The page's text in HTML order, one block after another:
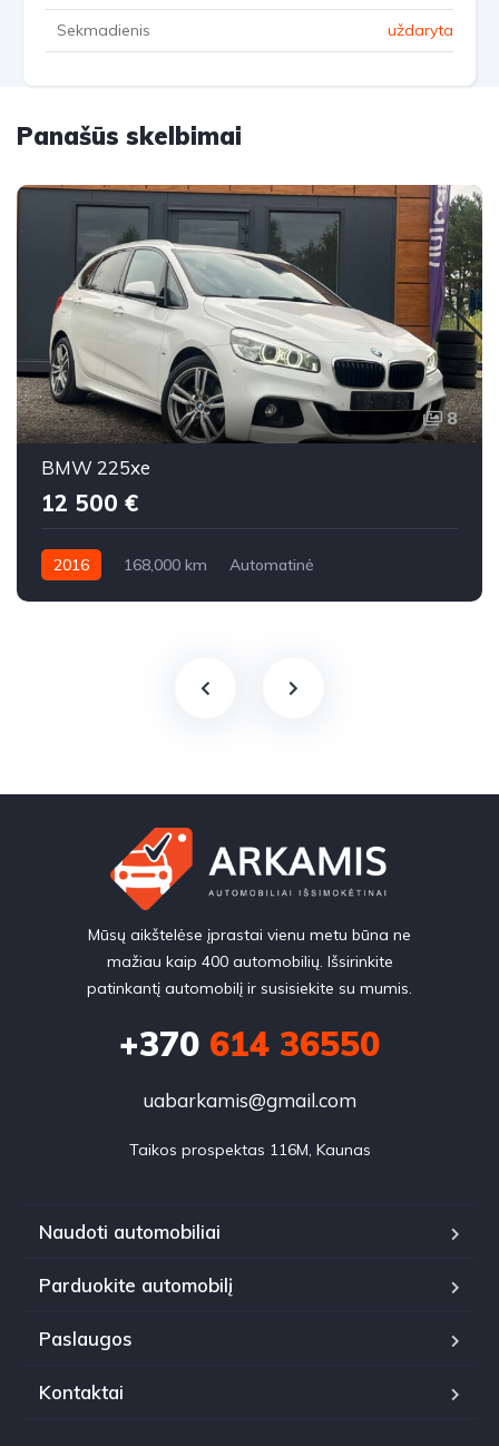
Sekmadienis uždaryta
Panašūs skelbimai
8
BMW 225xe
12 500 €
2016 168,000 km
Automatinė
Mūsų aikštelėse įprastai vienu metu būna ne
mažiau kaip 400 automobilių. Išsirinkite
patinkantį automobilį ir susisiekite su mumis.
+370 614 36550
uabarkamis@gmail.com
Taikos prospektas 116M, Kaunas
Naudoti automobiliai
Parduokite automobilį
Paslaugos
Kontaktai